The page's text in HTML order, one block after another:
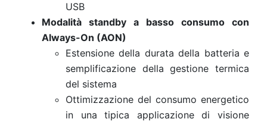
USB
Modalità standby a basso consumo con
Always-On (AON)
Estensione della durata della batteria e
semplificazione della gestione termica
del sistema
Ottimizzazione del consumo energetico
in una tipica applicazione di visione